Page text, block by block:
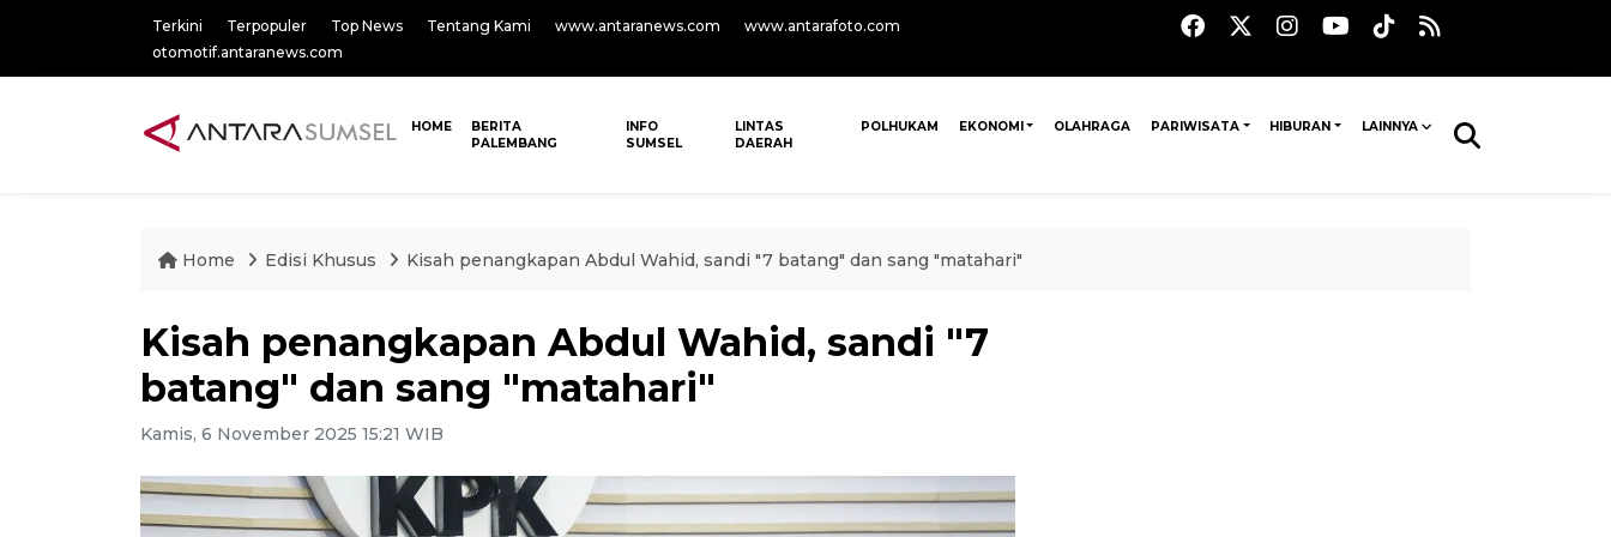
Terkini Terpopuler Top News Tentang Kami www.antaranews.com
www.antarafoto.com
otomotif.antaranews.com
HOME
BERITA
PALEMBANG
INFO
SUMSEL
LINTAS
DAERAH
POLHUKAM EKONOMI OLAHRAGA PARIWISATA HIBURAN LAINNYA
Home Edisi Khusus Kisah penangkapan Abdul Wahid, sandi "7 batang" dan sang "matahari"
Kisah penangkapan Abdul Wahid, sandi "7
batang" dan sang "matahari"
Kamis, 6 November 2025 15:21 WIB